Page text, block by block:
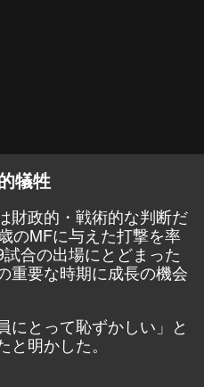
犠牲
財政的・戦術的な判断だ
のMFに与えた打撃を率
合の出場にとどまった
重要な時期に成長の機会
にとって恥ずかしい」と
明かした。